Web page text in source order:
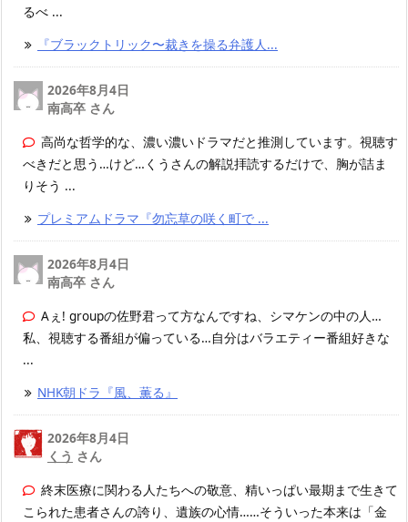
るべ ...
『ブラックトリック〜裁きを操る弁護人...
2026年8月4日
南高卒 さん
高尚な哲学的な、濃い濃いドラマだと推測しています。視聴す
べきだと思う…けど…くうさんの解説拝読するだけで、胸が詰ま
りそう ...
プレミアムドラマ『勿忘草の咲く町で ...
2026年8月4日
南高卒 さん
Aぇ! groupの佐野君って方なんですね、シマケンの中の人…
私、視聴する番組が偏っている…自分はバラエティー番組好きな
...
NHK朝ドラ『風、薫る』
2026年8月4日
くう さん
終末医療に関わる人たちへの敬意、精いっぱい最期まで生きて
こられた患者さんの誇り、遺族の心情……そういった本来は「金